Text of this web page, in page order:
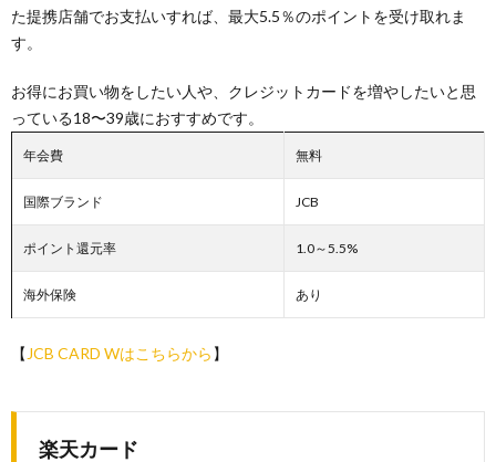
た提携店舗でお支払いすれば、最大5.5％のポイントを受け取れま
す。
お得にお買い物をしたい人や、クレジットカードを増やしたいと思
っている18〜39歳におすすめです。
年会費 無料
国際ブランド JCB
ポイント還元率 1.0～5.5%
海外保険 あり
【 JCB CARD Wはこちらから 】
楽天カード